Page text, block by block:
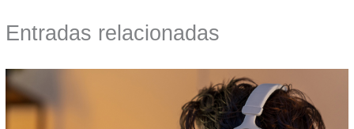
Entradas relacionadas